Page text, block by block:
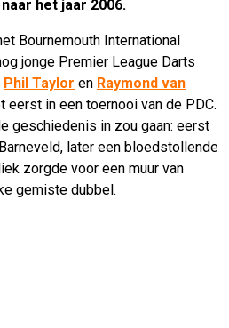
het jaar 2006.
Bournemouth International
jonge Premier League Darts
Phil Taylor en Raymond van
eerst in een toernooi van de PDC.
geschiedenis in zou gaan: eerst
later een bloedstollende
zorgde voor een muur van
gemiste dubbel.